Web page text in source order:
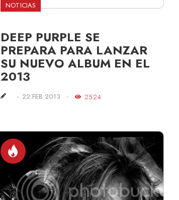
NOTICIAS
DEEP PURPLE SE
PREPARA PARA LANZAR
SU NUEVO ALBUM EN EL
2013
22 FEB 2013 2524